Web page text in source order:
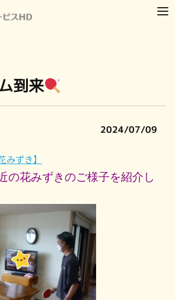
到来
2024/07/09
ずき】
の花みずきのご様子を紹介し